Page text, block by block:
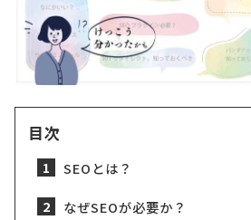
目次
SEOとは？
なぜSEOが必要か？